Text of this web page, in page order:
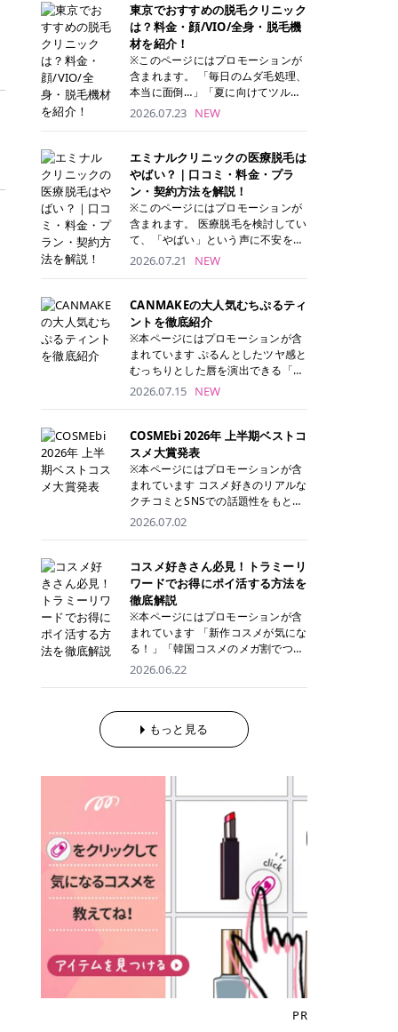
トナーパッドは洗顔後に肌をやさし
く拭き取ることで、古い角質や余分
な皮脂汚れをオフしながら、うるお
いを与えられるのが特徴✨ さらに、
気になる部分には数分のせて部分用
パックとしても使用できるため、1
両方を叶えられます。 韓国コスメブ
ランドを中心に人気を集めていまし
たが、現在では日本でも定番のスキ
ンケアアイテムとして幅広い世代に
愛用されています。 トナーパッドの
特徴 トナーパッドと拭き取り化粧水
の違い 「トナーパッド」と「拭き取
り化粧水」はどちらも洗顔後に使用
するスキンケアアイテムですが、使
い方や特徴に違いがあります。 トナ
ーパッドは、化粧水があらかじめパ
ッドに含まれているため、コットン
を用意する手間がなく、忙しい朝で
もサッと使えるのが魅力です。 ま
た、保湿成分を豊富に配合した商品
が多く、拭き取り後にそのまま部分
用パックとして使えるトナーパッド
も増えています。 一方、拭き取り化
粧水は液体タイプのため、コットン
整しやすく、お気に入りの化粧水を
使いたい方やコストを抑えて続けた
い方にもおすすめです。 トナーパッ
ドのメリット トナーパッドは、角質
ケア・保湿ケア・部分用パックまで
1枚で行える便利なスキンケアアイ
テムです。 ここでは、トナーパッド
す。 古い角質や皮脂汚れをやさしく
オフ トナーパッドを使用すること
で、洗顔だけでは落としきれない古
い角質や余分な皮脂汚れをやさしく
拭き取り、なめらかな肌へ整えま
す。 保湿ケアまで1枚でできる 保湿
成分を配合したトナーパッドなら、
ケアにもぴったりです。 部分パック
としても使える 多くのトナーパッド
は、乾燥が気になる頬や額、小鼻な
アとしても活用できます。 トナーパ
ッドの選び方 トナーパッドは、配合
成分やパッドの素材によって特徴が
異なります。 自分の肌悩みや理想の
仕上がりに合わせて選ぶことで、毎
日のスキンケアに取り入れやすくな
ります。 肌悩みに合わせて選ぶ パ
ッドの素材で選ぶ トナーパッドの使
い方 洗顔後すぐの清潔な肌に使用し
ます。 STEP1 エンボス面（凹凸
面）で顔全体をやさしく拭き取りま
す。 特に小鼻・あご・額など皮脂や
古い角質が気になる部分は丁寧にな
じませましょう。 STEP2 パッドを
裏返し、フラット面で顔全体をやさ
しく押さえながら化粧水をなじませ
東京でおすすめの脱毛クリニック
は？料金・顔/VIO/全身・脱毛機
材を紹介！
※このページにはプロモーションが
含まれます。 「毎日のムダ毛処理、
本当に面倒…」「夏に向けてツルツ
ル肌になりたい！」 そう思って東京
べばいいの？と迷ってしまいますよ
ね。 この記事では、医療脱毛の基本
から、東京で特に通いやすいフレイ
アクリニック・レジーナクリニッ
ク・エミナルクリニック・リゼクリ
ニックの4院について、分かりやす
リニックを見つけて、面倒な自己処
理から卒業しちゃいましょう♪ クリ
ニック 全身＋VIO 全身＋VIO＋顔 特
徴 脱毛器 詳細 フレイアクリニック
52,800円(税込)/5回 94,600円(税
込)/5回 肌への負担に配慮しなが
ら、コストパフォーマンスも重視し
たい方に！ メディオスターモノリス
メディオスターNeXT PRO 公式サイ
ト> レジーナクリニック 52,800円
(税込)/5回 99,000円(税込)/5回 ジェ
ントルシリーズを選べるため、脱毛
機にこだわりたい方におすすめ！ ジ
ェントルマックスプロ ジェントルマ
ックスプロプラス ジェントルレーズ
プロ ソプラノチタニウム 公式サイ
ト> エミナルクリニック 49,500円
(税込)/6回 93,500円(税込)/6回 エミ
定！月々払いも安くて通いやすい ク
リスタルプロ 公式サイト> リゼクリ
ニック 109,800円(税込)/5回 144,80
0円(税込)/5回 毛質に合わせて脱毛
機を選択可能！有効期限も5年と長
くマイペースに通いやすい ラシャ
メディオスターNeXT PRO ジェント
ルYAGプロ 公式サイト> ｜そもそも
うの？ 脱毛を考えたときに、まず悩
むのが「医療脱毛とエステ脱毛、ど
っちがいいの？」ということではな
するまでの期間や必要な施術回数が
大きな違いとして挙げられます！ 医
療脱毛は、医療機関（クリニックや
皮膚科など）だけで扱える高出力の
レーザーを使って、発毛組織にアプ
ローチする施術といわれています。
そのため、少ない回数で永久脱毛
（※）を目指すことができます。
（※永久脱毛とは一生毛が1本も生
えてこないという意味ではなく、ア
メリカの基準に基づき「長期間にわ
たって毛量が明らかに減少している
状態が維持されること」を指しま
のがメリットですが、毛根を破壊す
2026.07.23 NEW
エミナルクリニックの医療脱毛は
やばい？｜口コミ・料金・プラ
ン・契約方法を解説！
※このページにはプロモーションが
含まれます。 医療脱毛を検討してい
て、「やばい」という声に不安を抱
える方も多いのではないでしょう
体系をはじめ、学生や友人同士でお
得になる割引キャンペーン、無料カ
ウンセリングから施術までの具体的
なステップを分かりやすく解説しま
す。 これから手軽に全身医療脱毛を
後までチェックして、ご自身にぴっ
ください！ クリニック 全身＋VIO
全身＋VIO＋顔 特徴 脱毛器 詳細 フ
レイアクリニック 52,800円(税込)/5
回 94,600円(税込)/5回 肌への負担
に配慮しながら、コストパフォーマ
ンスも重視したい方に！ メディオス
ターモノリス メディオスターNeXT
PRO 公式サイト> レジーナクリニッ
ク 52,800円(税込)/5回 99,000円(税
込)/5回 ジェントルシリーズを選べ
るため、脱毛機にこだわりたい方に
おすすめ！ ジェントルマックスプロ
ジェントルマックスプロプラス ジェ
ントルレーズプロ ソプラノチタニウ
ム 公式サイト> エミナルクリニック
49,500円(税込)/6回 93,500円(税
込)/6回 エミナルクリニックの始め
通いやすい クリスタルプロ 公式サ
イト> リゼクリニック 109,800円(税
込)/5回 144,800円(税込)/5回 毛質に
すい ラシャ メディオスターNeXT P
RO ジェントルYAGプロ 公式サイト
> ※医療脱毛は自由診療です。治療
には赤み、痒み、火傷、毛嚢炎、一
時的な硬毛化などのリスクが伴いま
す。 目次▼ 1. エミナルクリニック
の魅力とは？選ばれる3つの特徴 ・
最短6か月からの脱毛プランが選べ
る！ ・全国60院以上＆21時まで営
業！ ・痛みに配慮した医療脱毛器の
導入と肌トラブル対応 2. エミナル
クリニックの口コミ・評判 3. エミ
ナルクリニックの全身脱毛料金プラ
・追加費用がかからないシステム ・
2026.07.21 NEW
CANMAKEの大人気むちぷるティ
ントを徹底紹介
※本ページにはプロモーションが含
まれています ぷるんとしたツヤ感と
むっちりとした唇を演出できる「C
ANMAKE（キャンメイク）むちぷる
湿ケアも叶えられることから、SNS
でも話題の人気リップです。 「自分
にはどのカラーが似合う？」「イエ
ベ・ブルベ別のおすすめは？」と気
になっている方も多いのではないで
とともにご紹介！それぞれの色味や
なメイクに合うのかまで詳しく解説
します✨ ※メイクアップ効果による
CANMAKE むちぷるティントとは？
CANMAKE むちぷるティントは、テ
ィント・プランパー・保湿ケアを1
本で叶えるリップです。 するすると
塗れるなめらかなテクスチャーで、
縦ジワをカバーしながら、むっちり
としたツヤのある唇を演出します。
るため、乾燥しにくくデイリー使い
にもぴったり！ アイテム詳細を見る
ような血色感を演出するヌーディー
ピンク。 黄みと青みのバランスが良
く、自然になじむコーラル系カラー
です。 自然な血色感をプラスしてく
れるので、ナチュラルメイクとの相
性抜群。 可愛らしく、多幸感のある
印象に仕上がります。 ワインベリー
｜気品をまとうローズレッド 深みの
ある青みレッド。 大人っぽく華やか
な印象を与えるベリーカラーです。
ひと塗りで顔全体が華やかになり、
リップを主役にしたメイクが完成。
クールで上品な雰囲気を演出できま
2026.07.15 NEW
COSMEbi 2026年 上半期ベストコ
スメ大賞発表
※本ページにはプロモーションが含
まれています コスメ好きのリアルな
クチコミとSNSでの話題性をもとに
選出された、COSMEbi 2026年上半
た名品たちを、カテゴリ別にご紹介
します。 本記事では、2025年11月
～2026年4月までの半年間におい
て、COSMEbi内でのクチコミとSN
Sでの話題性を元に選出されたコス
メやスキンケアなどの化粧品を「総
国コスメ」に分けて1位～3位までを
ランキング形式で発表！ 2026年上
半期 総合大賞 AMUSE（アミュー
ズ）「 ジェルフィットグロス」 👑
「ジェルフィットグロス」の特徴 唇
ーグロスが広がり、ふっくらボリュ
フティングしたような、新しいリッ
プティンググロス💄 実際に使用した
方のクチコミ > 5 > プルプル > 唇に
塗るPDRNグロス > > AMUSE ジェ
ルフィットグロス > > ぷっくりツヤ
ツヤだけどベタっとした感じはなく
て使いやすいですね。プランピング
効果で少しスーッとします。ここは
好き嫌いがあるかもしれませんが慣
チップは片面がツルツル、片面がモ
ケモケになってます。 > > 桜グロス
【日本限定色】：上品なピンクベー
2026.07.02
コスメ好きさん必見！トラミーリ
ワードでお得にポイ活する方法を
徹底解説
※本ページにはプロモーションが含
まれています 「新作コスメが気にな
る！」「韓国コスメのメガ割でつい
買いすぎてしまう……」 そんな美容
を少し工夫するだけでポイントを貯
められるため、コスメやスキンケア
にかかる費用を少しでも抑えたい方
も、＠cosmeも、いつものコスメ購
入を“ちょっとお得”に変えられるの
が、トラミーリワードです✨ 今回
は、トラミーリワードの特徴や活用
方法、美容好きさんにおすすめな理
由を詳しくご紹介します！ トラミー
リワードとは？ 「トラミーリワー
ド」は、東証グロース上場企業であ
る株式会社アイズが運営する、安
心・安全なポイントサイト機能で
す。 トラミーリワードは、トラミー
会員向けのポイントサービスです。
対象ショップやサービスを利用する
ことでポイントを獲得でき、貯まっ
たポイントはAmazonギフト券やド
ットマネーなどに交換できます。 普
2026.06.22
もっと見る
PR